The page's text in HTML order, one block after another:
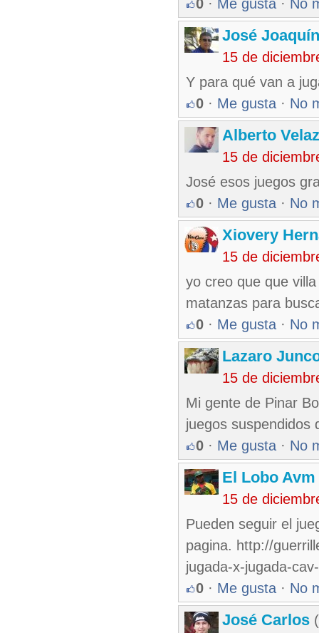
0 · Me gusta · No
José
15 de
Y para qué van a
0 · Me gusta · No
Alberto
15 de
José esos juegos
0 · Me gusta · No
Xiovery
15 de
yo creo que que
matanzas para
0 · Me gusta · No
Lazaro
15 de
Mi gente de Pinar
juegos suspendidos
0 · Me gusta · No
El Lobo Avm
15 de
Pueden seguir el
pagina. http://
jugada-x-jugada-
0 · Me gusta · No
José Carlos